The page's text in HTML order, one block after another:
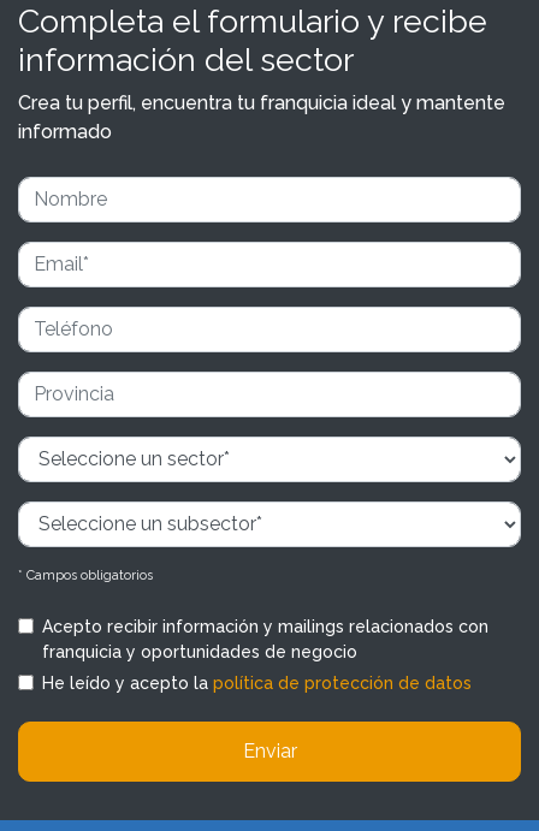
Completa el formulario y recibe
información del sector
Crea tu perfil, encuentra tu franquicia ideal y mantente
informado
* Campos obligatorios
Acepto recibir información y mailings relacionados con
franquicia y oportunidades de negocio
He leído y acepto la política de protección de datos
Enviar